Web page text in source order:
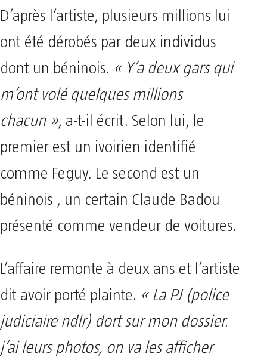
D’après l’artiste, plusieurs millions lui
ont été dérobés par deux individus
dont un béninois. « Y’a deux gars qui
m’ont volé quelques millions
chacun », a-t-il écrit. Selon lui, le
premier est un ivoirien identifié
comme Feguy. Le second est un
béninois , un certain Claude Badou
présenté comme vendeur de voitures.
L’affaire remonte à deux ans et l’artiste
dit avoir porté plainte. « La PJ (police
judiciaire ndlr) dort sur mon dossier.
j’ai leurs photos, on va les afficher